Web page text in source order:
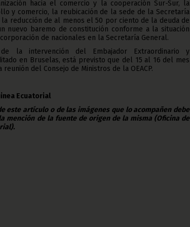
hacia el comercio y la cooperación Sur-Sur, la
y comercio, la reubicación de la sede de la Secretaría
reducción de al menos el 50 por ciento de la deuda de
nuevo baremo de constitución conforme a la situación
de nacionales en la Secretaría General.
la intervención del Embajador Extraordinario y
en Bruselas, está previsto que del 15 al 16 del mes
del Consejo de Ministros de la OEACP.
Ecuatorial
este artículo o de las imágenes que lo acompañen debe
mención de la fuente de origen de la misma (Oficina de